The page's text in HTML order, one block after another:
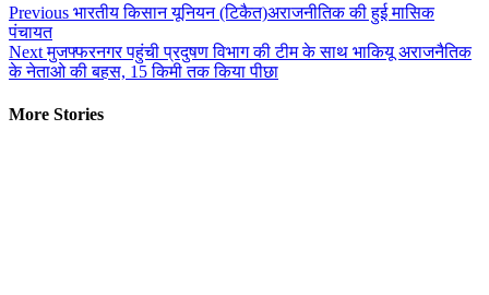
Continue
Reading
Previous भारतीय किसान यूनियन (टिकैत)अराजनीतिक की हुई मासिक
पंचायत
Nextमुजफ्फरनगर पहुंची प्रदुषण विभाग की टीम के साथ भाकियू अराजनैतिक
के नेताओ की बहस, 15 किमी तक किया पीछा
More Stories